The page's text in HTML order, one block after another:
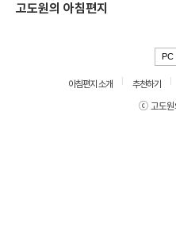
고도원의 아침편지
PC
아침편지 소개 추천하기
ⓒ 고도원